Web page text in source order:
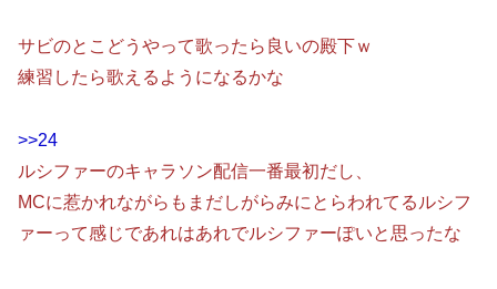
サビのとこどうやって歌ったら良いの殿下ｗ
練習したら歌えるようになるかな
>>24
ルシファーのキャラソン配信一番最初だし、
MCに惹かれながらもまだしがらみにとらわれてるルシフ
ァーって感じであれはあれでルシファーぽいと思ったな